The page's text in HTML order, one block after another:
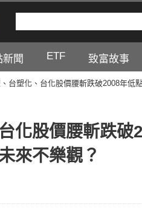
新聞 ETF 致富故事
台塑化、台化股價腰斬跌破2008年低
化股價腰斬跌
來不樂觀？